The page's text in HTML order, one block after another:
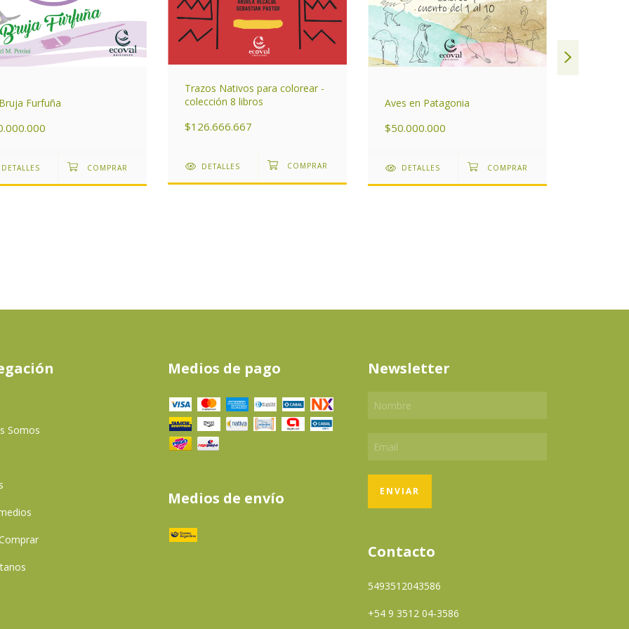
Furfuña
DETALLES
Trazos Nativos para colorear -
colección 8 libros
$126.666.667
DETALLES
Aves en Patagonia
$50.000.000
DETALLES
Somos
Medios de pago
Medios de envío
Newsletter
Contacto
5493512043586
+54 9 3512 04-3586